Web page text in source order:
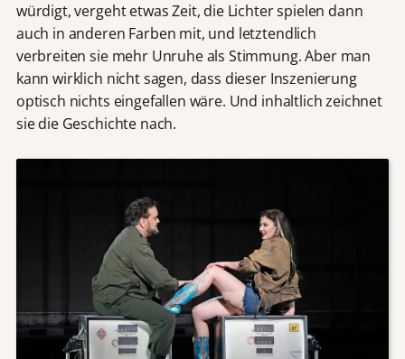
würdigt, vergeht etwas Zeit, die Lichter spielen dann
auch in anderen Farben mit, und letztendlich
verbreiten sie mehr Unruhe als Stimmung. Aber man
kann wirklich nicht sagen, dass dieser Inszenierung
optisch nichts eingefallen wäre. Und inhaltlich zeichnet
sie die Geschichte nach.